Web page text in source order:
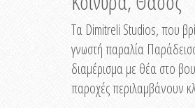
Τα Dimitreli Studios, που
γνωστή παραλία
διαμέρισμα με θέα στο
παροχές περιλαμβάνουν